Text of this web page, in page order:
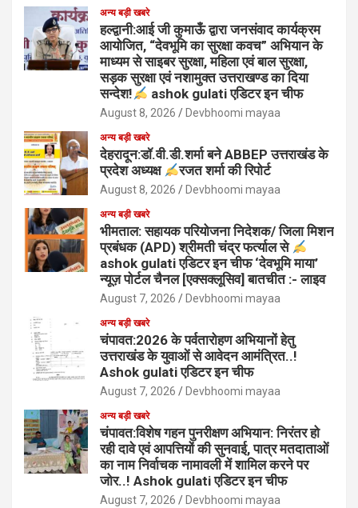
अन्य बड़ी खबरे
हल्द्वानी:आई जी कुमाऊँ द्वारा जनसंवाद कार्यक्रम
आयोजित, “देवभूमि का सुरक्षा कवच” अभियान के
माध्यम से साइबर सुरक्षा, महिला एवं बाल सुरक्षा,
सड़क सुरक्षा एवं नशामुक्त उत्तराखण्ड का दिया
सन्देश!
ashok gulati एडिटर इन चीफ
August 8, 2026 Devbhoomi mayaa
अन्य बड़ी खबरे
देहरादून:डॉ.वी.डी.शर्मा बने ABBEP उत्तराखंड के
प्रदेश अध्यक्ष
रजत शर्मा की रिपोर्ट
August 8, 2026 Devbhoomi mayaa
अन्य बड़ी खबरे
भीमताल: सहायक परियोजना निदेशक/ जिला मिशन
प्रबंधक (APD) श्रीमती चंद्र फर्त्याल से
ashok gulati एडिटर इन चीफ ‘देवभूमि माया’
न्यूज़ पोर्टल चैनल [एक्सक्लूसिव] बातचीत :- लाइव
August 7, 2026 Devbhoomi mayaa
अन्य बड़ी खबरे
चंपावत:2026 के पर्वतारोहण अभियानों हेतु
उत्तराखंड के युवाओं से आवेदन आमंत्रित..!
Ashok gulati एडिटर इन चीफ
August 7, 2026 Devbhoomi mayaa
अन्य बड़ी खबरे
चंपावत:विशेष गहन पुनरीक्षण अभियान: निरंतर हो
रही दावे एवं आपत्तियों की सुनवाई, पात्र मतदाताओं
का नाम निर्वाचक नामावली में शामिल करने पर
जोर..! Ashok gulati एडिटर इन चीफ
August 7, 2026 Devbhoomi mayaa